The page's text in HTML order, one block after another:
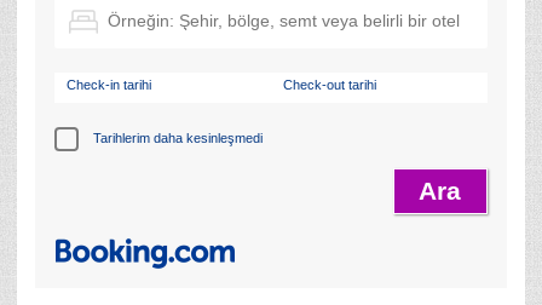
Check-in tarihi Check-out tarihi
Tarihlerim daha kesinleşmedi